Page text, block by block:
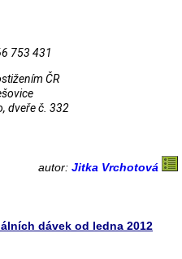
753 431
ČR
dveře č. 332
autor: Jitka Vrchotová
dávek od ledna 2012